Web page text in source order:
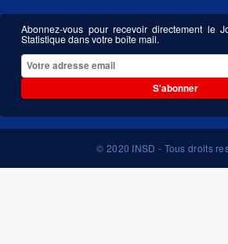
Abonnez-vous pour recevoir directement le
Statistique dans votre boîte mail.
S'abonner
© 2020 INSD - Tous droits